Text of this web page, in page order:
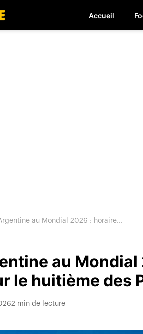
Accueil
au Mondial 2026 : horaire...
au
le huitième des
2 min de lecture